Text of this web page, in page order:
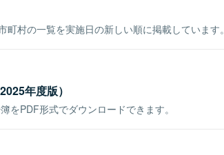
町村の一覧を実施日の新しい順に掲載しています。
年度版）
をPDF形式でダウンロードできます。